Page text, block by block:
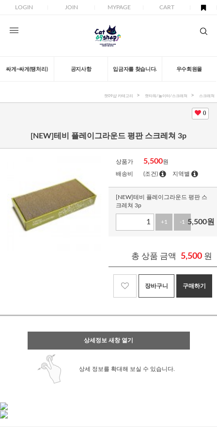
LOGIN JOIN MYPAGE CART
싸게~싸게(땡처리) 공지사항 입금자를 찾습니다. 우수회원몰
캣09샵 카테고리 캣타워/놀이터/스크래쳐 스크래쳐
0
[NEW]테비 플레이그라운드 평판 스크레쳐 3p
상품가 5,500원
배송비 (조건) 지역별
[NEW]테비 플레이그라운드 평판 스
크레쳐 3p
+1 -1 5,500원
총 상품 금액 5,500 원
장바구니 구매하기
상세정보 새창 열기
상세 정보를 확대해 보실 수 있습니다.